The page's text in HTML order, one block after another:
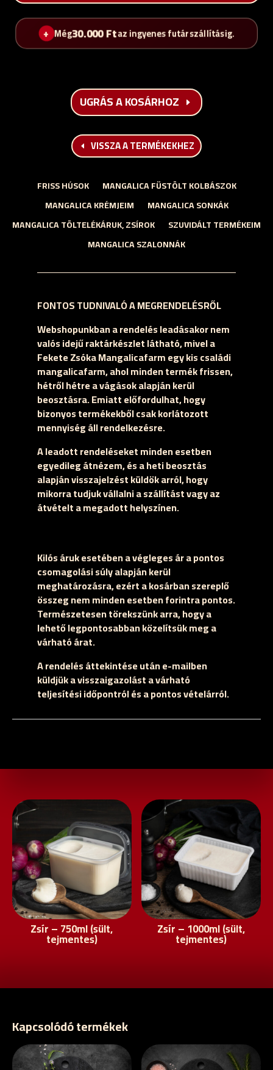
Még30.000Ftaz ingyenes futárszállításig.
UGRÁS A KOSÁRHOZ
VISSZA A TERMÉKEKHEZ
FRISS HÚSOK
MANGALICA FÜSTÖLT KOLBÁSZOK
MANGALICA KRÉMJEIM
MANGALICA SONKÁK
MANGALICA TÖLTELÉKÁRUK, ZSÍROK
SZUVIDÁLT TERMÉKEIM
MANGALICA SZALONNÁK
FONTOS TUDNIVALÓ A MEGRENDELÉSRŐL
Webshopunkban a rendelés leadásakor nem
valós idejű raktárkészlet látható, mivel a
Fekete Zsóka Mangalicafarm egy kis családi
mangalicafarm, ahol minden termék frissen,
hétről hétre a vágások alapján kerül
beosztásra. Emiatt előfordulhat, hogy
bizonyos termékekből csak korlátozott
mennyiség áll rendelkezésre.
A leadott rendeléseket minden esetben
egyedileg átnézem, és a heti beosztás
alapján visszajelzést küldök arról, hogy
mikorra tudjuk vállalni a szállítást vagy az
átvételt a megadott helyszínen.
Kilós áruk esetében a végleges ár a pontos
csomagolási súly alapján kerül
meghatározásra, ezért a kosárban szereplő
összeg nem minden esetben forintra pontos.
Természetesen törekszünk arra, hogy a
lehető legpontosabban közelítsük meg a
várható árat.
A rendelés áttekintése után e-mailben
küldjük a visszaigazolást a várható
teljesítési időpontról és a pontos vételárról.
Zsír – 750ml (sült,
tejmentes)
Zsír – 1000ml (sült,
tejmentes)
Kapcsolódó termékek